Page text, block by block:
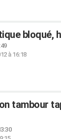
bloqué,
à 16:18
tambour